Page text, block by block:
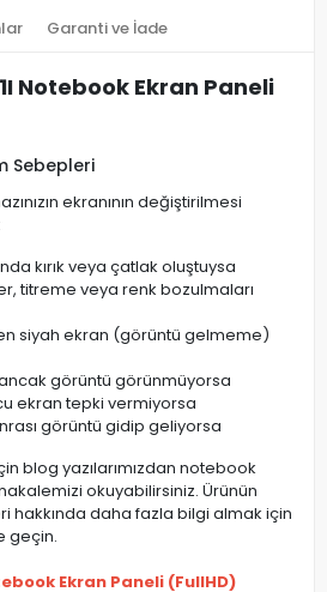
Garanti ve İade
Notebook Ekran Paneli
Sebepleri
ekranının değiştirilmesi
kırık veya çatlak oluştuysa
titreme veya renk bozulmaları
siyah ekran (görüntü gelmeme)
ancak görüntü görünmüyorsa
ekran tepki vermiyorsa
görüntü gidip geliyorsa
blog yazılarımızdan notebook
okuyabilirsiniz. Ürünün
hakkında daha fazla bilgi almak için
geçin.
Ekran Paneli (FullHD)